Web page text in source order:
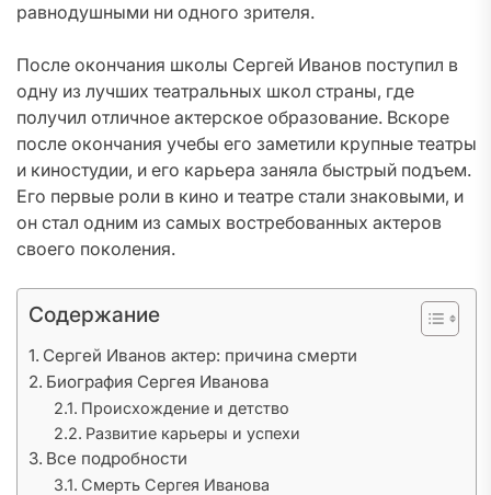
равнодушными ни одного зрителя.
После окончания школы Сергей Иванов поступил в
одну из лучших театральных школ страны, где
получил отличное актерское образование. Вскоре
после окончания учебы его заметили крупные театры
и киностудии, и его карьера заняла быстрый подъем.
Его первые роли в кино и театре стали знаковыми, и
он стал одним из самых востребованных актеров
своего поколения.
Содержание
Сергей Иванов актер: причина смерти
Биография Сергея Иванова
Происхождение и детство
Развитие карьеры и успехи
Все подробности
Смерть Сергея Иванова